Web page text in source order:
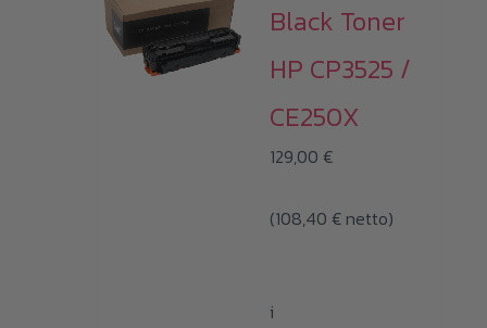
mehrere
Varianten
Die
auf
Black Toner
HP CP3525 /
CE250X
129,00 €
(108,40 € netto)
i